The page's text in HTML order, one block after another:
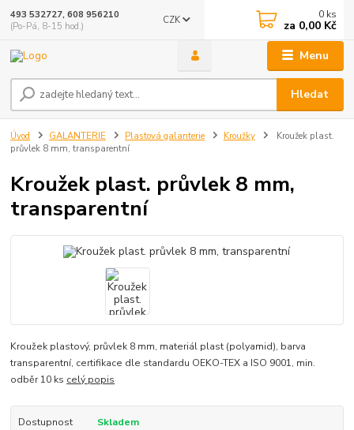
Menu
CZK
Hledat
493 532727, 608 956210
(Po-Pá, 8-15 hod.)
0 ks
za 0,00 Kč
Úvod GALANTERIE Plastová galanterie Kroužky
Kroužek plast.
průvlek 8 mm, transparentní
Kroužek plast. průvlek 8 mm,
transparentní
Kroužek plastový, průvlek 8 mm, materiál plast (polyamid), barva
transparentní, certifikace dle standardu OEKO-TEX a ISO 9001, min.
odběr 10 ks celý popis
Dostupnost Skladem